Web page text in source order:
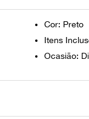
Cor: Preto
Itens
Ocasião: